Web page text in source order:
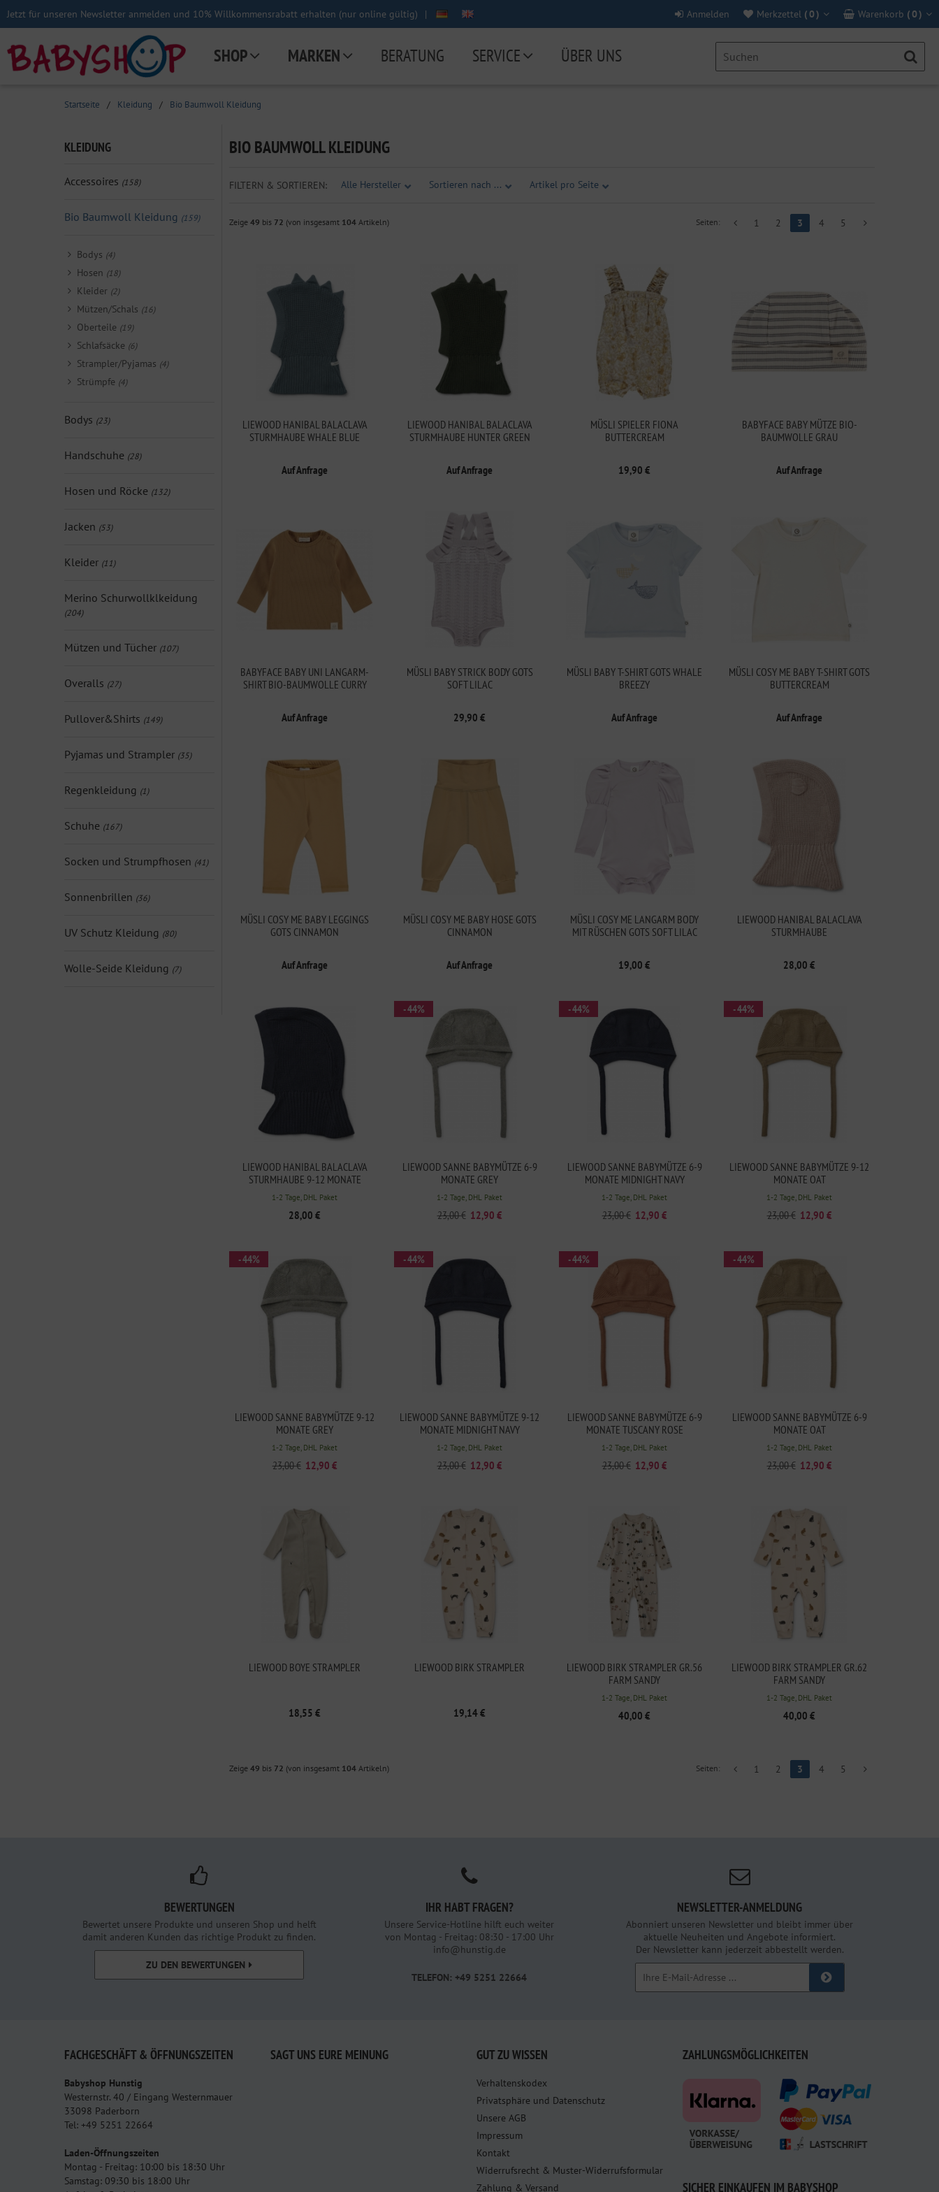
Jetzt für unseren Newsletter anmelden und 10% Willkommensrabatt erhalten (nur online gültig) | Warenkorb (0 )
Merkzettel (0 )
Anmelden
SHOP MARKEN BERATUNG SERVICE ÜBER UNS
Startseite / Kleidung / Bio Baumwoll Kleidung
BIO BAUMWOLL KLEIDUNG
FILTERN & SORTIEREN: Alle Hersteller Sortieren nach ... Artikel pro Seite
Zeige 49 bis 72 (von insgesamt 104 Artikeln) Seiten: 1 2 3 4 5
LIEWOOD HANIBAL BALACLAVA
STURMHAUBE WHALE BLUE
Auf Anfrage
LIEWOOD HANIBAL BALACLAVA
STURMHAUBE HUNTER GREEN
Auf Anfrage
MÜSLI SPIELER FIONA
BUTTERCREAM
19,90 €
BABYFACE BABY MÜTZE BIO-
BAUMWOLLE GRAU
Auf Anfrage
BABYFACE BABY UNI LANGARM-
SHIRT BIO-BAUMWOLLE CURRY
Auf Anfrage
MÜSLI BABY STRICK BODY GOTS
SOFT LILAC
29,90 €
MÜSLI BABY T-SHIRT GOTS WHALE
BREEZY
Auf Anfrage
MÜSLI COSY ME BABY T-SHIRT GOTS
BUTTERCREAM
Auf Anfrage
MÜSLI COSY ME BABY LEGGINGS
GOTS CINNAMON
Auf Anfrage
MÜSLI COSY ME BABY HOSE GOTS
CINNAMON
Auf Anfrage
MÜSLI COSY ME LANGARM BODY
MIT RÜSCHEN GOTS SOFT LILAC
19,00 €
LIEWOOD HANIBAL BALACLAVA
STURMHAUBE
28,00 €
LIEWOOD HANIBAL BALACLAVA
STURMHAUBE 9-12 MONATE
MIDNIGHT NAVY
1-2 Tage, DHL Paket
28,00 €
LIEWOOD SANNE BABYMÜTZE 6-9
MONATE GREY
1-2 Tage, DHL Paket
23,00 € 12,90 €
- 44%
LIEWOOD SANNE BABYMÜTZE 6-9
MONATE MIDNIGHT NAVY
1-2 Tage, DHL Paket
23,00 € 12,90 €
- 44%
LIEWOOD SANNE BABYMÜTZE 9-12
MONATE OAT
1-2 Tage, DHL Paket
23,00 € 12,90 €
- 44%
LIEWOOD SANNE BABYMÜTZE 9-12
MONATE GREY
1-2 Tage, DHL Paket
23,00 € 12,90 €
- 44%
LIEWOOD SANNE BABYMÜTZE 9-12
MONATE MIDNIGHT NAVY
1-2 Tage, DHL Paket
23,00 € 12,90 €
- 44%
LIEWOOD SANNE BABYMÜTZE 6-9
MONATE TUSCANY ROSE
1-2 Tage, DHL Paket
23,00 € 12,90 €
- 44%
LIEWOOD SANNE BABYMÜTZE 6-9
MONATE OAT
1-2 Tage, DHL Paket
23,00 € 12,90 €
- 44%
LIEWOOD BOYE STRAMPLER
18,55 €
LIEWOOD BIRK STRAMPLER
19,14 €
LIEWOOD BIRK STRAMPLER GR.56
FARM SANDY
1-2 Tage, DHL Paket
40,00 €
LIEWOOD BIRK STRAMPLER GR.62
FARM SANDY
1-2 Tage, DHL Paket
40,00 €
Zeige 49 bis 72 (von insgesamt 104 Artikeln) Seiten: 1 2 3 4 5
KLEIDUNG
Accessoires (158)
Bio Baumwoll Kleidung (159)
Bodys (4)
Hosen (18)
Kleider (2)
Mützen/Schals (16)
Oberteile (19)
Schlafsäcke (6)
Strampler/Pyjamas (4)
Strümpfe (4)
Bodys (23)
Handschuhe (28)
Hosen und Röcke (132)
Jacken (53)
Kleider (11)
Merino Schurwollklkeidung
(204)
Mützen und Tücher (107)
Overalls (27)
Pullover&Shirts (149)
Pyjamas und Strampler (35)
Regenkleidung (1)
Schuhe (167)
Socken und Strumpfhosen (41)
Sonnenbrillen (36)
UV Schutz Kleidung (80)
Wolle-Seide Kleidung (7)
BEWERTUNGEN
Bewertet unsere Produkte und unseren Shop und helft
damit anderen Kunden das richtige Produkt zu finden.
ZU DEN BEWERTUNGEN
IHR HABT FRAGEN?
Unsere Service-Hotline hilft euch weiter
von Montag - Freitag: 08:30 - 17:00 Uhr
info@hunstig.de
TELEFON: +49 5251 22664
NEWSLETTER-ANMELDUNG
Abonniert unseren Newsletter und bleibt immer über
aktuelle Neuheiten und Angebote informiert.
Der Newsletter kann jederzeit abbestellt werden.
FACHGESCHÄFT & ÖFFNUNGSZEITEN
Babyshop Hunstig
Westernstr. 40 / Eingang Westernmauer
33098 Paderborn
Tel: +49 5251 22664
Laden-Öffnungszeiten
Montag - Freitag: 10:00 bis 18:30 Uhr
Samstag: 09:30 bis 18:00 Uhr
SAGT UNS EURE MEINUNG GUT ZU WISSEN
Verhaltenskodex
Privatsphäre und Datenschutz
Unsere AGB
Impressum
Kontakt
Widerrufsrecht & Muster-Widerrufsformular
Zahlung & Versand
ZAHLUNGSMÖGLICHKEITEN
SICHER EINKAUFEN IM BABYSHOP